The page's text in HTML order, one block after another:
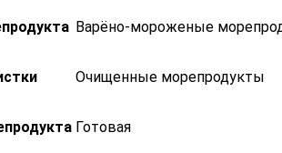
Варёно-мороженые
Очищенные морепродукты
Готовая